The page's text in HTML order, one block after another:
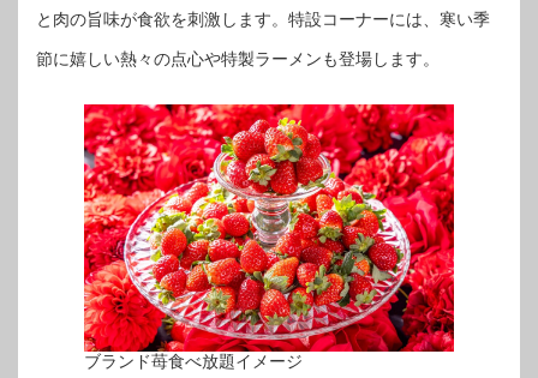
と肉の旨味が食欲を刺激します。特設コーナーには、寒い季
節に嬉しい熱々の点心や特製ラーメンも登場します。
ブランド苺食べ放題イメージ